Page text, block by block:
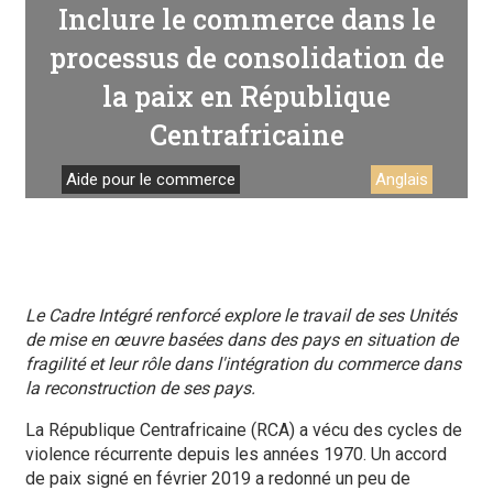
Inclure le commerce dans le
processus de consolidation de
la paix en République
Centrafricaine
Aide pour le commerce Anglais
Le Cadre Intégré renforcé explore le travail de ses Unités
de mise en œuvre basées dans des pays en situation de
fragilité et leur rôle dans l'intégration du commerce dans
la reconstruction de ses pays.
La République Centrafricaine (RCA) a vécu des cycles de
violence récurrente depuis les années 1970. Un accord
de paix signé en février 2019 a redonné un peu de